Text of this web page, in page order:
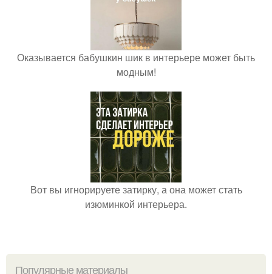
Оказывается бабушкин шик в интерьере может быть
модным!
Вот вы игнорируете затирку, а она может стать
изюминкой интерьера.
Популярные материалы